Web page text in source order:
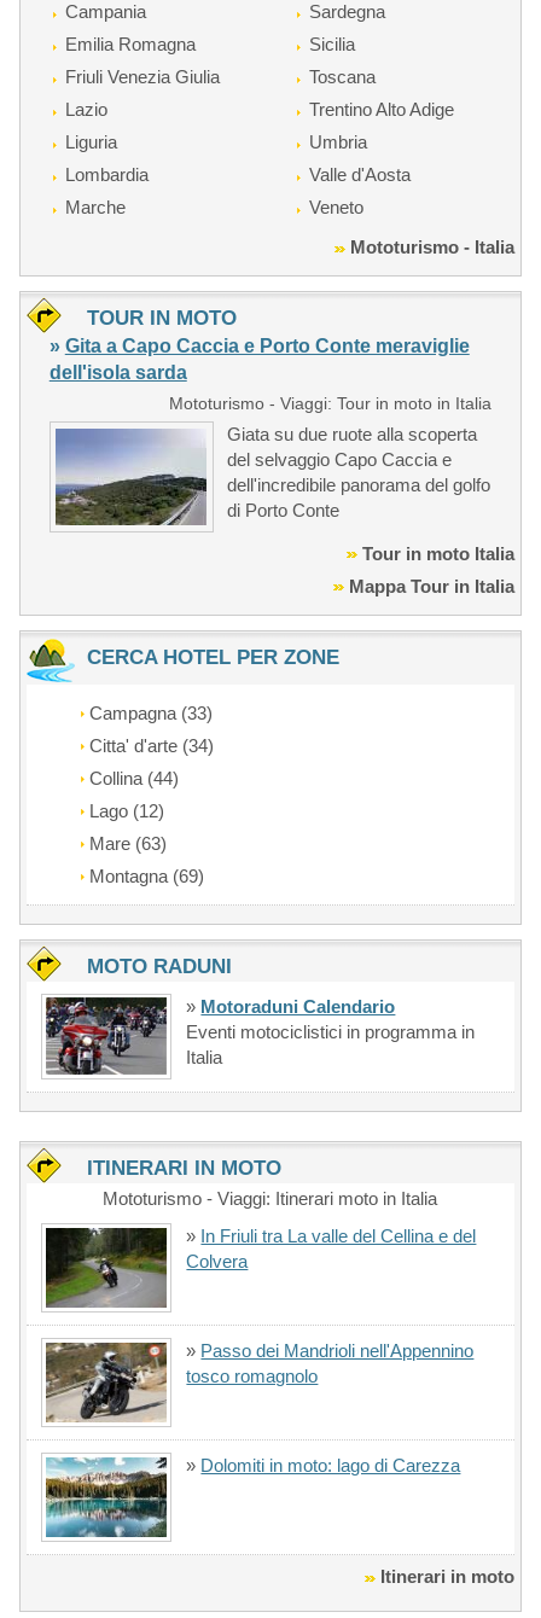
Campania
Emilia Romagna
Friuli Venezia Giulia
Lazio
Liguria
Lombardia
Marche
Sardegna
Sicilia
Toscana
Trentino Alto Adige
Umbria
Valle d'Aosta
Veneto
Mototurismo - Italia
TOUR IN MOTO
» Gita a Capo Caccia e Porto Conte meraviglie
dell'isola sarda
Mototurismo - Viaggi: Tour in moto in Italia
Giata su due ruote alla scoperta
del selvaggio Capo Caccia e
dell'incredibile panorama del golfo
di Porto Conte
Tour in moto Italia
Mappa Tour in Italia
CERCA HOTEL PER ZONE
Campagna (33)
Citta' d'arte (34)
Collina (44)
Lago (12)
Mare (63)
Montagna (69)
MOTO RADUNI
» Motoraduni Calendario
Eventi motociclistici in programma in
Italia
ITINERARI IN MOTO
Mototurismo - Viaggi: Itinerari moto in Italia
» In Friuli tra La valle del Cellina e del
Colvera
» Passo dei Mandrioli nell'Appennino
tosco romagnolo
» Dolomiti in moto: lago di Carezza
Itinerari in moto